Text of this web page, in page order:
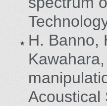
H. Banno,
Acoustical